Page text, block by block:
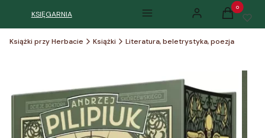
KSIĘGARNIA Menu Zaloguj się Produkty w
Koszyk
Książki przy Herbacie Książki Literatura, beletrystyka, poezja